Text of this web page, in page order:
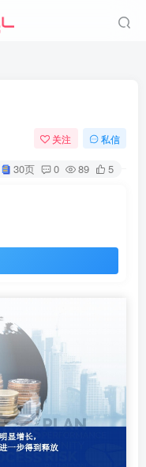
关注 私信
30页 0 89 5